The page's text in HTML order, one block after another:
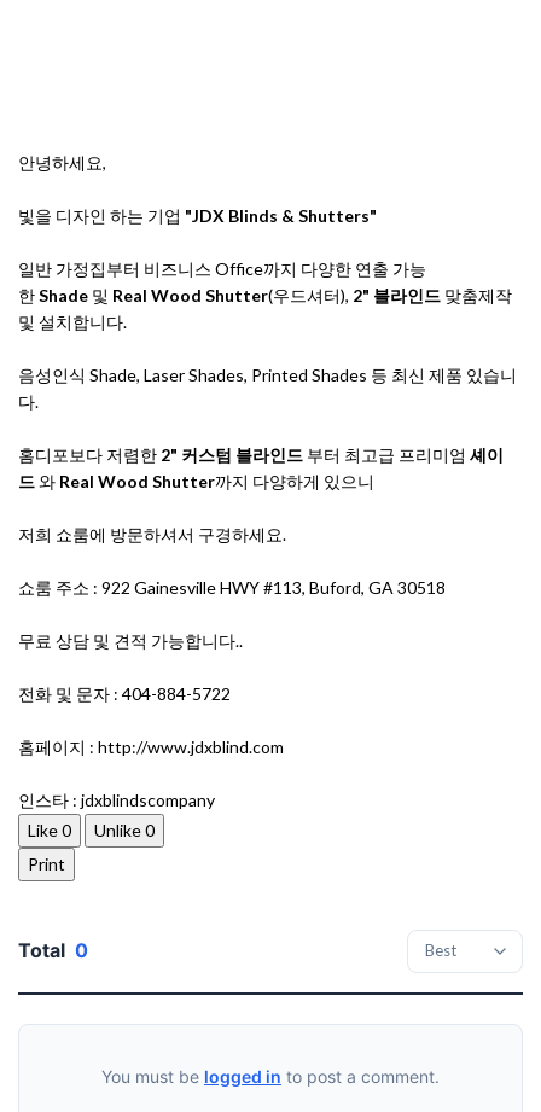
안녕하세요,
빛을 디자인 하는 기업 "JDX Blinds & Shutters"
일반 가정집부터 비즈니스 Office까지 다양한 연출 가능
한Shade 및 Real Wood Shutter(우드셔터), 2" 블라인드 맞춤제작
및 설치합니다.
음성인식 Shade, Laser Shades, Printed Shades 등 최신 제품 있습니
다.
홈디포보다 저렴한 2" 커스텀 블라인드 부터 최고급 프리미엄 셰이
드와 Real Wood Shutter까지 다양하게 있으니
저희 쇼룸에 방문하셔서 구경하세요.
쇼룸 주소 : 922 Gainesville HWY #113, Buford, GA 30518
무료 상담 및 견적 가능합니다..
전화 및 문자 : 404-884-5722
홈페이지 : http://www.jdxblind.com
인스타 : jdxblindscompany
Like0 Unlike0
Print
Total 0
You must be logged in to post a comment.